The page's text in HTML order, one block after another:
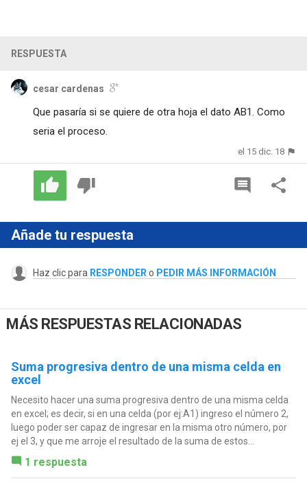
RESPUESTA
cesar cardenas
Que pasaría si se quiere de otra hoja el dato AB1. Como
seria el proceso.
el 15 dic. 18
Añade tu respuesta
Haz clic para RESPONDER o PEDIR MÁS INFORMACIÓN
MÁS RESPUESTAS RELACIONADAS
Suma progresiva dentro de una misma celda en
excel
Necesito hacer una suma progresiva dentro de una misma celda
en excel; es decir, si en una celda (por ej:A1) ingreso el número 2,
luego poder ser capaz de ingresar en la misma otro número, por
ej el 3, y que me arroje el resultado de la suma de estos...
1 respuesta